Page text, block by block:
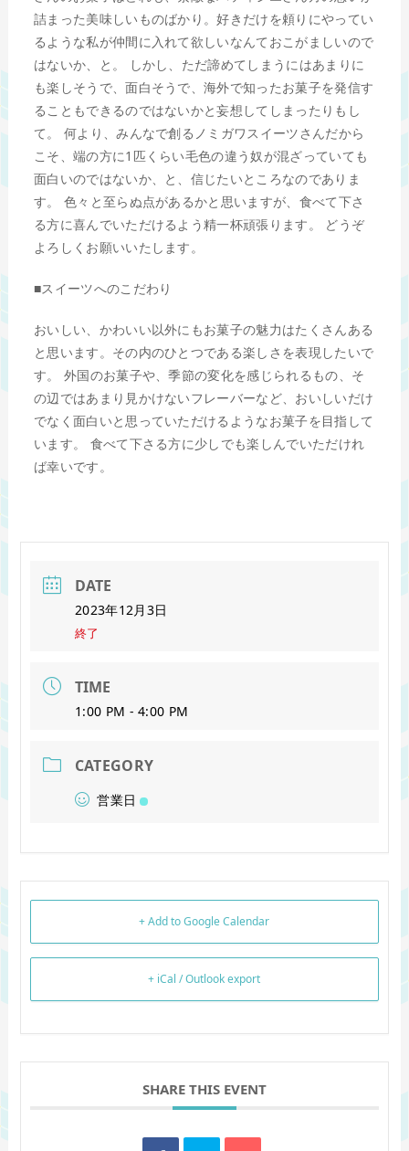
詰まった美味しいものばかり。好きだけを頼りにやってい
るような私が仲間に入れて欲しいなんておこがましいので
はないか、と。 しかし、ただ諦めてしまうにはあまりに
も楽しそうで、面白そうで、海外で知ったお菓子を発信す
ることもできるのではないかと妄想してしまったりもし
て。 何より、みんなで創るノミガワスイーツさんだから
こそ、端の方に1匹くらい毛色の違う奴が混ざっていても
面白いのではないか、と、信じたいところなのでありま
す。 色々と至らぬ点があるかと思いますが、食べて下さ
る方に喜んでいただけるよう精一杯頑張ります。 どうぞ
よろしくお願いいたします。
■スイーツへのこだわり
おいしい、かわいい以外にもお菓子の魅力はたくさんある
と思います。その内のひとつである楽しさを表現したいで
す。 外国のお菓子や、季節の変化を感じられるもの、そ
の辺ではあまり見かけないフレーバーなど、おいしいだけ
でなく面白いと思っていただけるようなお菓子を目指して
います。 食べて下さる方に少しでも楽しんでいただけれ
ば幸いです。
DATE
2023年12月3日
終了
TIME
1:00 PM - 4:00 PM
CATEGORY
営業日
+ Add to Google Calendar
+ iCal / Outlook export
SHARE THIS EVENT